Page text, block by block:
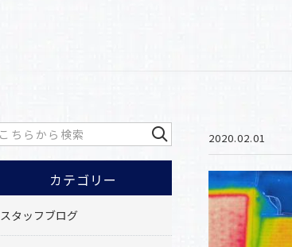
2020.02.01
カテゴリー
スタッフブログ